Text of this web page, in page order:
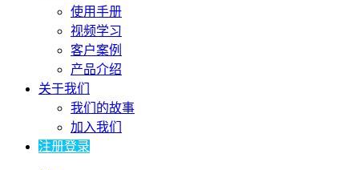
使用手册
视频学习
客户案例
产品介绍
关于我们
我们的故事
加入我们
注册登录